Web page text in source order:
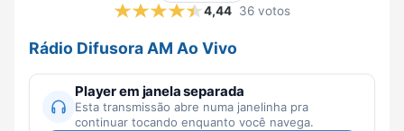
4,44 36 votos
Rádio Difusora AM Ao Vivo
Player em janela separada
Esta transmissão abre numa janelinha pra
continuar tocando enquanto você navega.